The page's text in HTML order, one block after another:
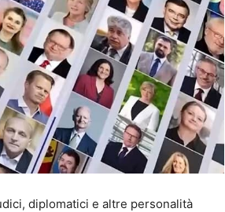
diplomatici e altre personalità